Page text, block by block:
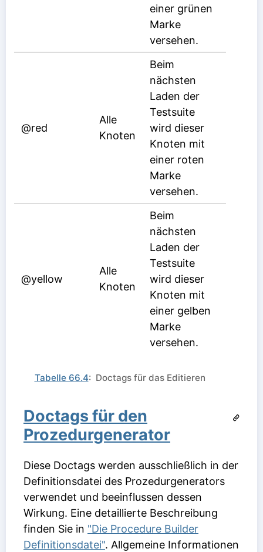
einer grünen
Marke
versehen.
@red
Alle
Knoten
Beim
nächsten
Laden der
Testsuite
wird dieser
Knoten mit
einer roten
Marke
versehen.
@yellow
Alle
Knoten
Beim
nächsten
Laden der
Testsuite
wird dieser
Knoten mit
einer gelben
Marke
versehen.
Tabelle 66.4: Doctags für das Editieren
Doctags für den
Prozedurgenerator
Diese Doctags werden ausschließlich in der
Definitionsdatei des Prozedurgenerators
verwendet und beeinflussen dessen
Wirkung. Eine detaillierte Beschreibung
finden Sie in "Die Procedure Builder
Definitionsdatei". Allgemeine Informationen